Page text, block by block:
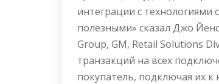
интеграции с
полезными» сказал Джо
Group, GM, Retail Solutions
транзакций на всех
покупатель, подключая их